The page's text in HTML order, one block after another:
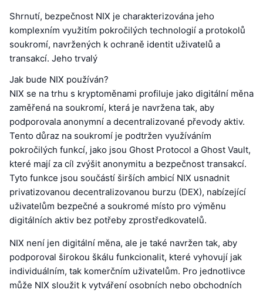
Shrnutí, bezpečnost NIX je charakterizována jeho
komplexním využitím pokročilých technologií a protokolů
soukromí, navržených k ochraně identit uživatelů a
transakcí. Jeho trvalý
Jak bude NIX používán?
NIX se na trhu s kryptoměnami profiluje jako digitální měna
zaměřená na soukromí, která je navržena tak, aby
podporovala anonymní a decentralizované převody aktiv.
Tento důraz na soukromí je podtržen využíváním
pokročilých funkcí, jako jsou Ghost Protocol a Ghost Vault,
které mají za cíl zvýšit anonymitu a bezpečnost transakcí.
Tyto funkce jsou součástí širších ambicí NIX usnadnit
privatizovanou decentralizovanou burzu (DEX), nabízející
uživatelům bezpečné a soukromé místo pro výměnu
digitálních aktiv bez potřeby zprostředkovatelů.
NIX není jen digitální měna, ale je také navržen tak, aby
podporoval širokou škálu funkcionalit, které vyhovují jak
individuálním, tak komerčním uživatelům. Pro jednotlivce
může NIX sloužit k vytváření osobních nebo obchodních